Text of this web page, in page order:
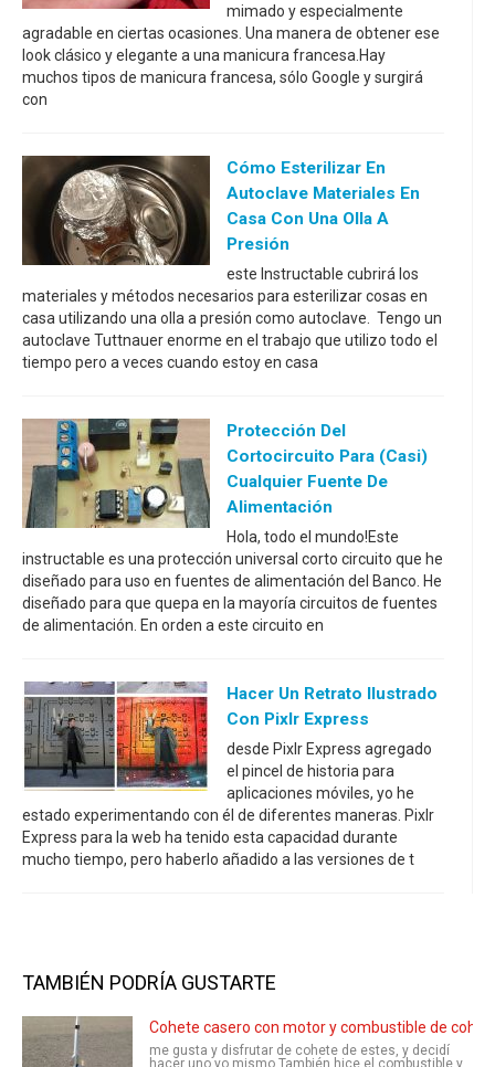
mimado y especialmente
agradable en ciertas ocasiones. Una manera de obtener ese
look clásico y elegante a una manicura francesa.Hay
muchos tipos de manicura francesa, sólo Google y surgirá
con
Cómo Esterilizar En
Autoclave Materiales En
Casa Con Una Olla A
Presión
este Instructable cubrirá los
materiales y métodos necesarios para esterilizar cosas en
casa utilizando una olla a presión como autoclave. Tengo un
autoclave Tuttnauer enorme en el trabajo que utilizo todo el
tiempo pero a veces cuando estoy en casa
Protección Del
Cortocircuito Para (casi)
Cualquier Fuente De
Alimentación
Hola, todo el mundo!Este
instructable es una protección universal corto circuito que he
diseñado para uso en fuentes de alimentación del Banco. He
diseñado para que quepa en la mayoría circuitos de fuentes
de alimentación. En orden a este circuito en
Hacer Un Retrato Ilustrado
Con Pixlr Express
desde Pixlr Express agregado
el pincel de historia para
aplicaciones móviles, yo he
estado experimentando con él de diferentes maneras. Pixlr
Express para la web ha tenido esta capacidad durante
mucho tiempo, pero haberlo añadido a las versiones de t
TAMBIÉN PODRÍA GUSTARTE
Cohete casero con motor y combustible de
me gusta y disfrutar de cohete de estes, y decidí
hacer uno yo mismo.También hice el combustible y